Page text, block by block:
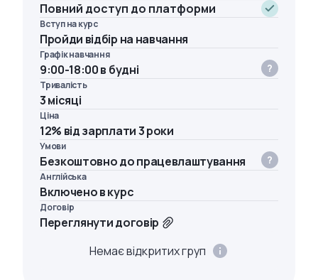
Повний доступ до платформи
Вступ на курс
Пройди відбір на навчання
Графік навчання
9:00-18:00 в будні
Тривалість
3 місяці
Ціна
12% від зарплати 3 роки
Умови
Безкоштовно до працевлаштування
Англійська
Включено в курс
Договір
Переглянути договір
Немає відкритих груп